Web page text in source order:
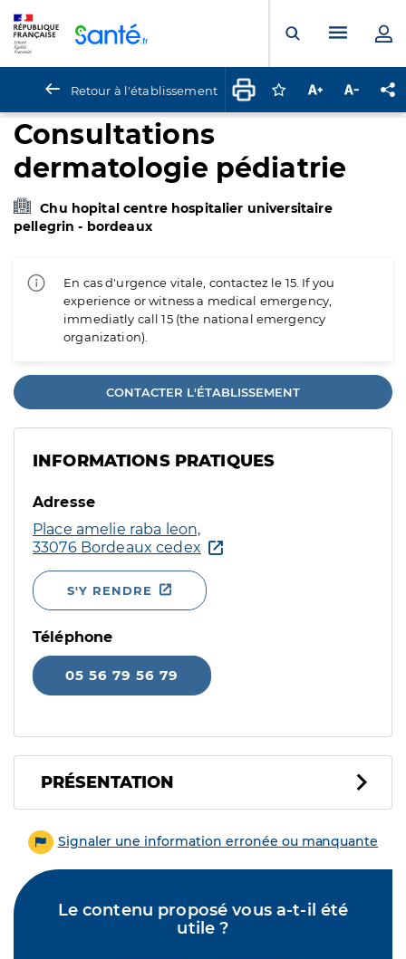
Ouvrir laMenu
Retour à l'établissement Connectez-vous
Augmenter la
Consultations
dermatologie pédiatrie
Chu hopital centre hospitalier universitaire
pellegrin - bordeaux
En cas d'urgence vitale, contactez le 15. If you
experience or witness a medical emergency,
immediatly call 15 (the national emergency
organization).
CONTACTER L'ÉTABLISSEMENT
INFORMATIONS PRATIQUES
Adresse
Place amelie raba leon,
33076 Bordeaux cedex
S'Y RENDRE
Téléphone
05 56 79 56 79
PRÉSENTATION
Signaler une information erronée ou manquante
Le contenu proposé vous a-t-il été
utile ?